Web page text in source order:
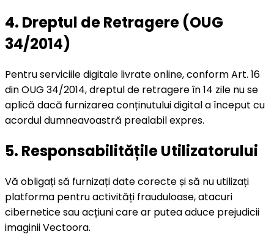
4. Dreptul de Retragere (OUG
34/2014)
Pentru serviciile digitale livrate online, conform Art. 16
din OUG 34/2014, dreptul de retragere în 14 zile nu se
aplică dacă furnizarea conținutului digital a început cu
acordul dumneavoastră prealabil expres.
5. Responsabilitățile Utilizatorului
Vă obligați să furnizați date corecte și să nu utilizați
platforma pentru activități frauduloase, atacuri
cibernetice sau acțiuni care ar putea aduce prejudicii
imaginii Vectoora.